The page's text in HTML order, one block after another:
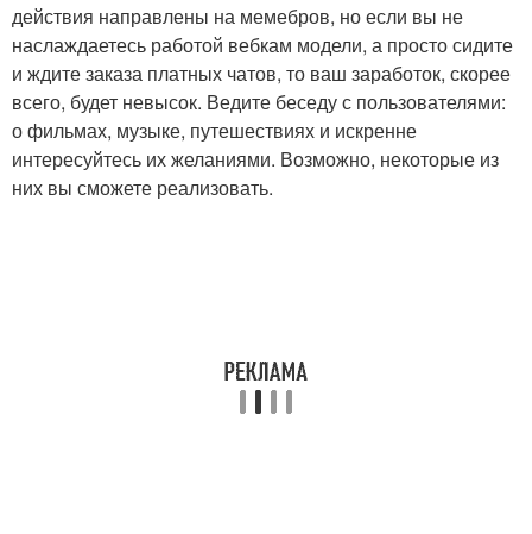
действия направлены на мемебров, но если вы не
наслаждаетесь работой вебкам модели, а просто сидите
и ждите заказа платных чатов, то ваш заработок, скорее
всего, будет невысок. Ведите беседу с пользователями:
о фильмах, музыке, путешествиях и искренне
интересуйтесь их желаниями. Возможно, некоторые из
них вы сможете реализовать.